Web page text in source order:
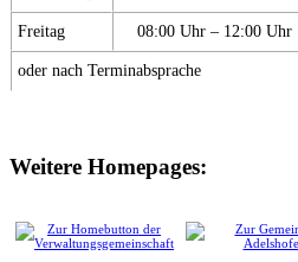
Freitag 08:00 Uhr – 12:00 Uhr
oder nach Terminabsprache
Weitere Homepages: